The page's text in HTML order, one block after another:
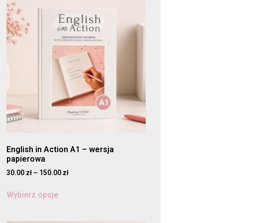
English in Action A1 – wersja
papierowa
30.00 zł – 150.00 zł
Wybierz opcje